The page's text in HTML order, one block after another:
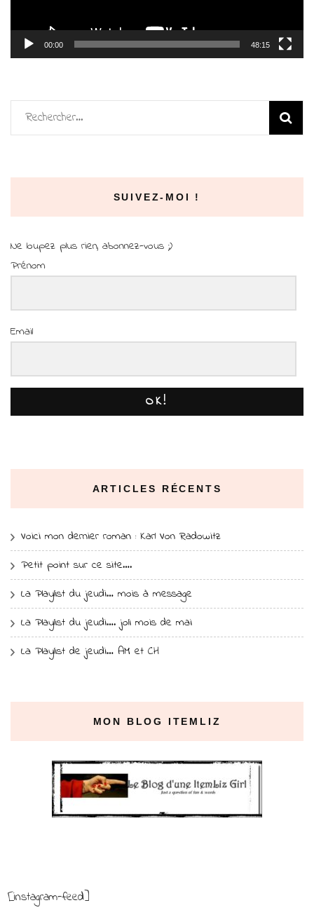
00:00 48:15
Rechercher :
SUIVEZ-MOI !
Ne loupez plus rien, abonnez-vous ;)
Prénom
Email
OK!
ARTICLES RÉCENTS
Voici mon dernier roman : Karl Von Radowitz
Petit point sur ce site….
La Playlist du jeudi… mois à message
La Playlist du jeudi…. joli mois de mai
La Playlist de jeudi… AM et CH
MON BLOG ITEMLIZ
[instagram-feed]